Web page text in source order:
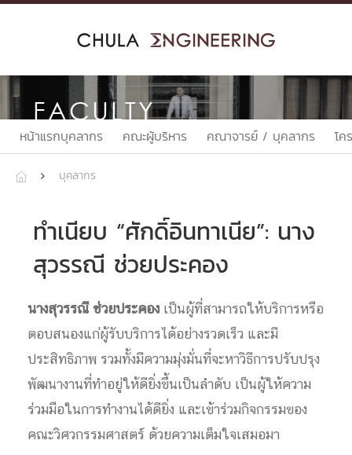
Skip
FACULTY
หน้าแรกบุคลากร คณะผู้บริหาร คณาจารย์ / บุคลากร โ
  บุคลากร
ทำเนียบ “ศักดิ์อินทาเนีย”: นาง
สุวรรณี ช่วยประคอง
นางสุวรรณี ช่วยประคองเป็นผู้ที่สามารถให้บริการหรือ
ตอบสนองแก่ผู้รับบริการได้อย่างรวดเร็ว และมี
ประสิทธิภาพ รวมทั้งมีความมุ่งมั่นที่จะหาวิธีการปรับปรุง
พัฒนางานที่ทำอยู่ให้ดียิ่งขึ้นเป็นลำดับ เป็นผู้ให้ความ
ร่วมมือในการทำงานได้ดียิ่ง และเข้าร่วมกิจกรรมของ
คณะวิศวกรรมศาสตร์ ด้วยความเต็มใจเสมอมา